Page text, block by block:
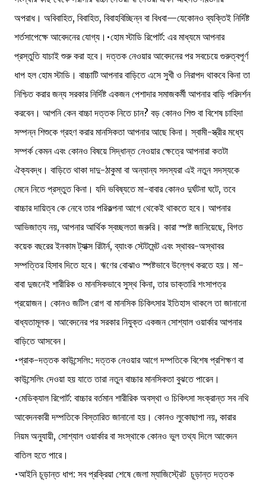
অপরাধ। অবিবাহিত, বিবাহিত, বিবাহবিচ্ছিন্ন বা বিধবা—যেকোনও ব্যক্তিই নির্দিষ্ট
শর্তসাপেক্ষে আবেদনের যোগ্য।•হোম স্টাডি রিপোর্ট: এর মাধ্যমে আপনার
প্রস্তুতি যাচাই শুরু করা হবে। দত্তক নেওয়ার আবেদনের পর সবচেয়ে গুরুত্বপূর্ণ
ধাপ হল হোম স্টাডি। বাচ্চাটি আপনার বাড়িতে এসে সুখী ও নিরাপদ থাকবে কিনা তা
নিশ্চিত করার জন্য সরকার নির্দিষ্ট একজন পেশাদার সমাজকর্মী আপনার বাড়ি পরিদর্শন
করবেন। আপনি কেন বাচ্চা দত্তক নিতে চান? বড় কোনও শিশু বা বিশেষ চাহিদা
সম্পন্ন শিশুকে গ্রহণ করার মানসিকতা আপনার আছে কিনা। স্বামী-স্ত্রীর মধ্যে
সম্পর্ক কেমন এবং কোনও বিষয়ে সিদ্ধান্ত নেওয়ার ক্ষেত্রে আপনারা কতটা
ঐক্যবদ্ধ। বাড়িতে থাকা দাদু-ঠাকুমা বা অন্যান্য সদস্যরা এই নতুন সদস্যকে
মেনে নিতে প্রস্তুত কিনা। যদি ভবিষ্যতে মা-বাবার কোনও দুর্ঘটনা ঘটে, তবে
বাচ্চার দায়িত্ব কে নেবে তার পরিকল্পনা আগে থেকেই থাকতে হবে। আপনার
আভিজাত্য নয়, আপনার আর্থিক স্বচ্ছলতা জরুরি। কারা স্পষ্ট জানিয়েছে, বিগত
কয়েক বছরের ইনকাম ট্যাক্স রিটার্ন, ব্যাংক স্টেটমেন্ট এবং স্থাবর-অস্থাবর
সম্পত্তির হিসাব দিতে হবে। ঋণের বোঝাও স্পষ্টভাবে উল্লেখ করতে হয়। মা-
বাবা দুজনেই শারীরিক ও মানসিকভাবে সুস্থ কিনা, তার ডাক্তারি শংসাপত্র
প্রয়োজন। কোনও জটিল রোগ বা মানসিক চিকিৎসার ইতিহাস থাকলে তা জানানো
বাধ্যতামূলক। আবেদনের পর সরকার নিযুক্ত একজন সোশ্যাল ওয়ার্কার আপনার
বাড়িতে আসবেন।
•প্রাক-দত্তক কাউন্সেলিং: দত্তক নেওয়ার আগে দম্পতিকে বিশেষ প্রশিক্ষণ বা
কাউন্সেলিং দেওয়া হয় যাতে তারা নতুন বাচ্চার মানসিকতা বুঝতে পারেন।
•মেডিক্যাল রিপোর্ট: বাচ্চার বর্তমান শারীরিক অবস্থা ও চিকিৎসা সংক্রান্ত সব নথি
আবেদনকারী দম্পতিকে বিস্তারিত জানানো হয়। কোনও লুকোছাপা নয়, কারার
নিয়ম অনুযায়ী, সোশ্যাল ওয়ার্কার বা সংস্থাকে কোনও ভুল তথ্য দিলে আবেদন
বাতিল হতে পারে।
•আইনি চূড়ান্ত ধাপ: সব প্রক্রিয়া শেষে জেলা ম্যাজিস্ট্রেট চূড়ান্ত দত্তক